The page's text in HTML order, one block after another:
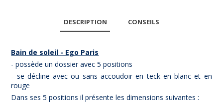
DESCRIPTION CONSEILS
Bain de soleil - Ego Paris
- possède un dossier avec 5 positions
- se décline avec ou sans accoudoir en teck en blanc et en
rouge
Dans ses 5 positions il présente les dimensions suivantes :